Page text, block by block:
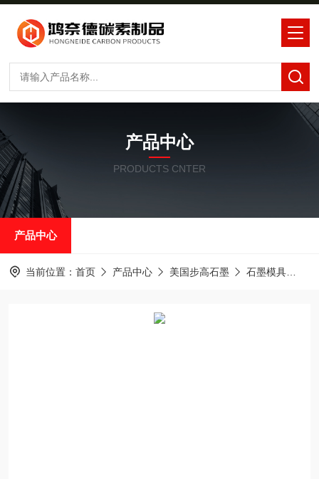
产品中心
PRODUCTS CNTER
产品中心
当前位置： 首页 产品中心 美国步高石墨 石墨模具